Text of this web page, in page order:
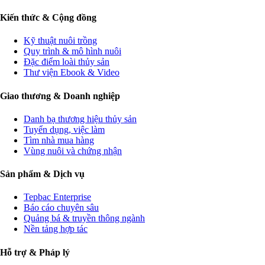
Kiến thức & Cộng đồng
Kỹ thuật nuôi trồng
Quy trình & mô hình nuôi
Đặc điểm loài thủy sản
Thư viện Ebook & Video
Giao thương & Doanh nghiệp
Danh bạ thương hiệu thủy sản
Tuyển dụng, việc làm
Tìm nhà mua hàng
Vùng nuôi và chứng nhận
Sản phẩm & Dịch vụ
Tepbac Enterprise
Báo cáo chuyên sâu
Quảng bá & truyền thông ngành
Nền tảng hợp tác
Hỗ trợ & Pháp lý